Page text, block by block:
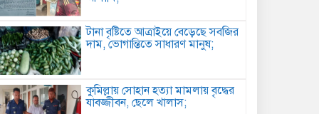
টানা বৃষ্টিতে আত্রাইয়ে বেড়েছে সবজির
দাম, ভোগান্তিতে সাধারণ মানুষ;
কুমিল্লায় সোহান হত্যা মামলায় বৃদ্ধের
যাবজ্জীবন, ছেলে খালাস;